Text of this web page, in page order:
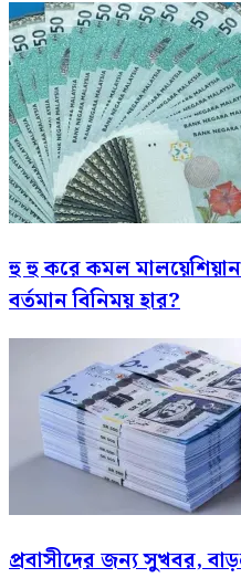
হু হু করে কমল
বর্তমান বিনিময় হার?
প্রবাসীদের জন্য সুখবর,